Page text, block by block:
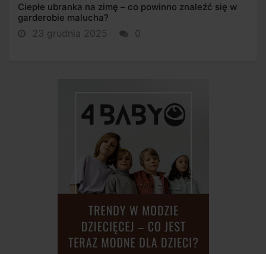
Ciepłe ubranka na zimę – co powinno znaleźć się w
garderobie malucha?
23 grudnia 2025 0